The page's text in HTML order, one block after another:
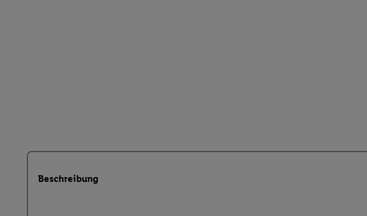
Beschreibung